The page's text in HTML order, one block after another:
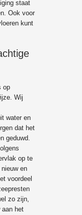
staat
Ook voor
kunt
op
Wij
water en
dat het
geduwd.
op te
en
voordeel
zo zijn,
aan het